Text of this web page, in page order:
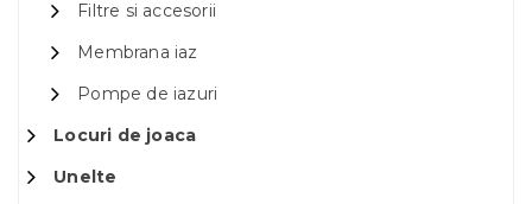
Filtre si accesorii
Membrana iaz
Pompe de iazuri
Locuri de joaca
Unelte